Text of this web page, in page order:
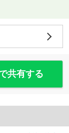
共有する